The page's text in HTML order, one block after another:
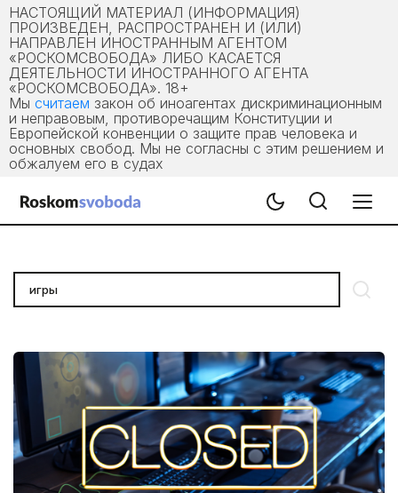
НАСТОЯЩИЙ МАТЕРИАЛ (ИНФОРМАЦИЯ)
ПРОИЗВЕДЕН, РАСПРОСТРАНЕН И (ИЛИ)
НАПРАВЛЕН ИНОСТРАННЫМ АГЕНТОМ
«РОСКОМСВОБОДА» ЛИБО КАСАЕТСЯ
ДЕЯТЕЛЬНОСТИ ИНОСТРАННОГО АГЕНТА
«РОСКОМСВОБОДА». 18+
Мы считаем закон об иноагентах дискриминационным
и неправовым, противоречащим Конституции и
Европейской конвенции о защите прав человека и
основных свобод. Мы не согласны с этим решением и
обжалуем его в судах